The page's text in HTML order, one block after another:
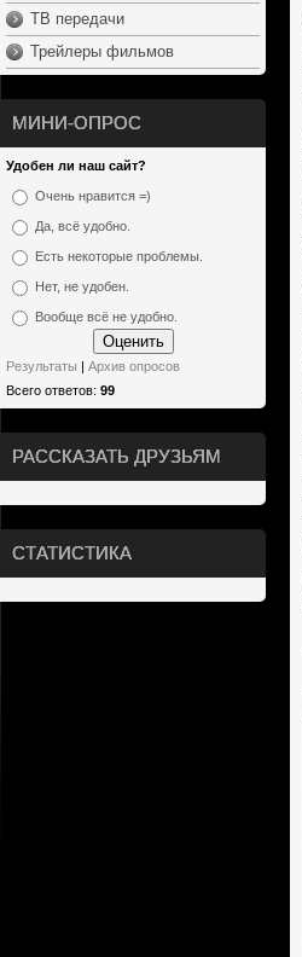
ТВ передачи
Трейлеры фильмов
МИНИ-ОПРОС
Удобен ли наш сайт?
Очень нравится =)
Да, всё удобно.
Есть некоторые проблемы.
Нет, не удобен.
Вообще всё не удобно.
Результаты
Архив опросов
Всего ответов: 99
РАССКАЗАТЬ ДРУЗЬЯМ
СТАТИСТИКА